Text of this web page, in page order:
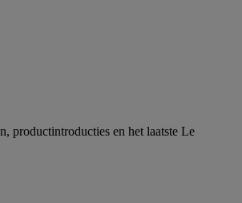
productintroducties en het laatste Le